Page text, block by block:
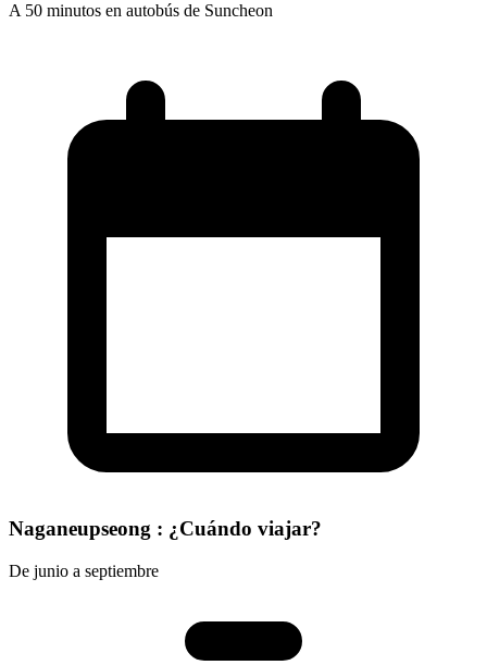
A 50 minutos en autobús de Suncheon
Naganeupseong : ¿Cuándo viajar?
De junio a septiembre